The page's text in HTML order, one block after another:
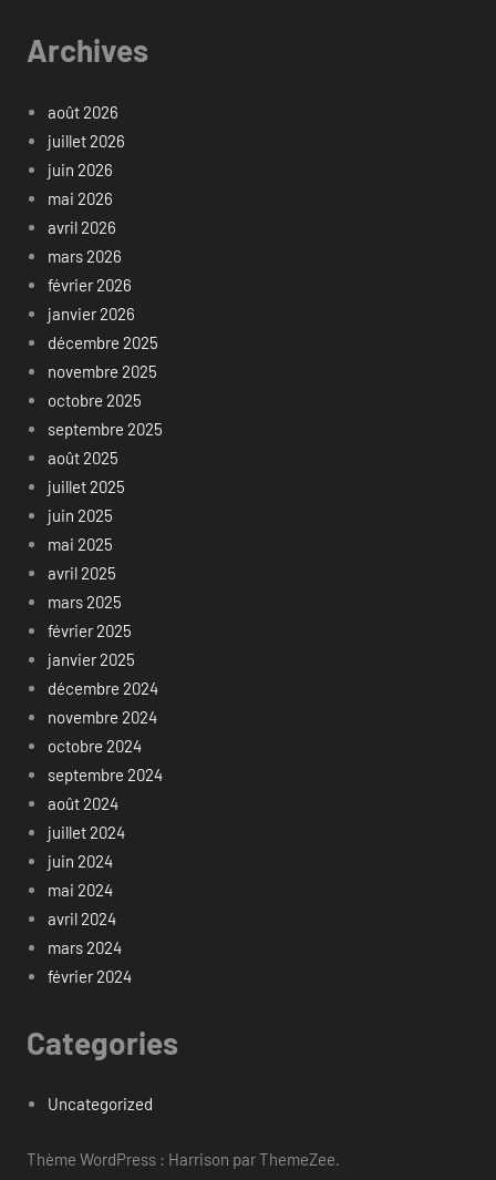
Archives
août 2026
juillet 2026
juin 2026
mai 2026
avril 2026
mars 2026
février 2026
janvier 2026
décembre 2025
novembre 2025
octobre 2025
septembre 2025
août 2025
juillet 2025
juin 2025
mai 2025
avril 2025
mars 2025
février 2025
janvier 2025
décembre 2024
novembre 2024
octobre 2024
septembre 2024
août 2024
juillet 2024
juin 2024
mai 2024
avril 2024
mars 2024
février 2024
Categories
Uncategorized
Thème WordPress : Harrison par ThemeZee.